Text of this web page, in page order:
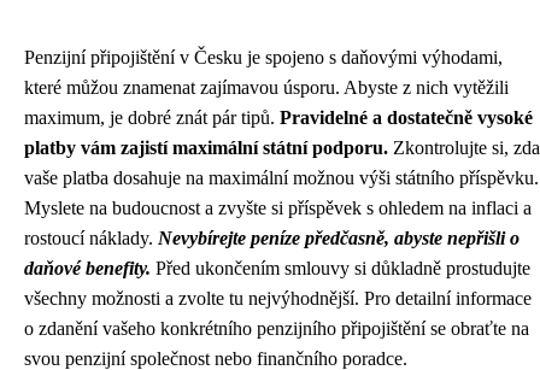
Penzijní připojištění v Česku je spojeno s daňovými výhodami,
které můžou znamenat zajímavou úsporu. Abyste z nich vytěžili
maximum, je dobré znát pár tipů. Pravidelné a dostatečně vysoké
platby vám zajistí maximální státní podporu. Zkontrolujte si, zda
vaše platba dosahuje na maximální možnou výši státního příspěvku.
Myslete na budoucnost a zvyšte si příspěvek s ohledem na inflaci a
rostoucí náklady. Nevybírejte peníze předčasně, abyste nepřišli o
daňové benefity. Před ukončením smlouvy si důkladně prostudujte
všechny možnosti a zvolte tu nejvýhodnější. Pro detailní informace
o zdanění vašeho konkrétního penzijního připojištění se obraťte na
svou penzijní společnost nebo finančního poradce.